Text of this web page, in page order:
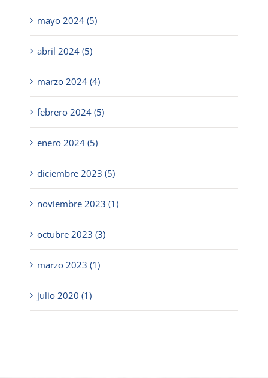
mayo 2024 (5)
abril 2024 (5)
marzo 2024 (4)
febrero 2024 (5)
enero 2024 (5)
diciembre 2023 (5)
noviembre 2023 (1)
octubre 2023 (3)
marzo 2023 (1)
julio 2020 (1)